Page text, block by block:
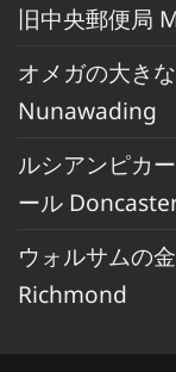
旧中央郵便局
オメガの大き
Nunawading
ルシアンピカ
ール
ウォルサムの
Richmond